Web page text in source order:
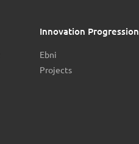
Innovation Progression
Ebni
Projects